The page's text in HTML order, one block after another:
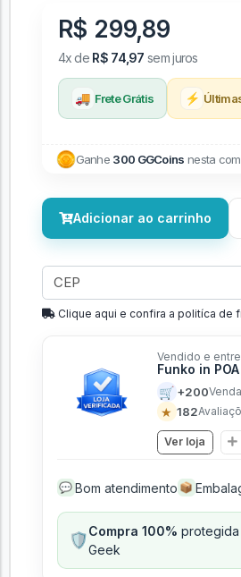
R$ 299,89
4x de R$ 74,97 sem juros
🚚 Frete Grátis ⚡
Ganhe 300 GGCoins nesta
Adicionar ao carrinho
Clique aqui e confira a politíca de
Vendido e
Funko in POA
🛒 +200
★ 182
Ver loja
💬 Bom atendimento 📦
🛡️Compra 100% protegida
Geek